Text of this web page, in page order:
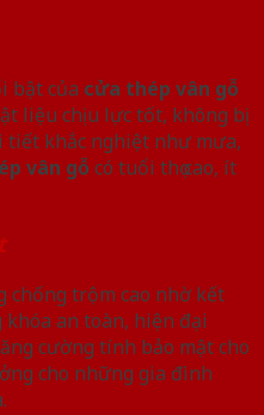
bật của cửa thép vân gỗ
liệu chịu lực tốt, không bị
khắc nghiệt như mưa,
vân gỗ có tuổi thọ cao, ít
chống trộm cao nhờ kết
khóa an toàn, hiện đại
cường tính bảo mật cho
cho những gia đình